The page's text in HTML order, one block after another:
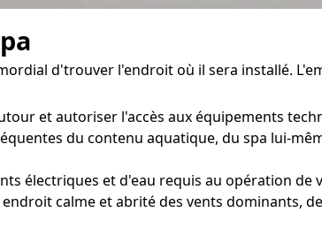
d'trouver l'endroit où il sera installé.
et autoriser l'accès aux équipements
du contenu aquatique, du spa lui-
électriques et d'eau requis au opération de
calme et abrité des vents dominants,